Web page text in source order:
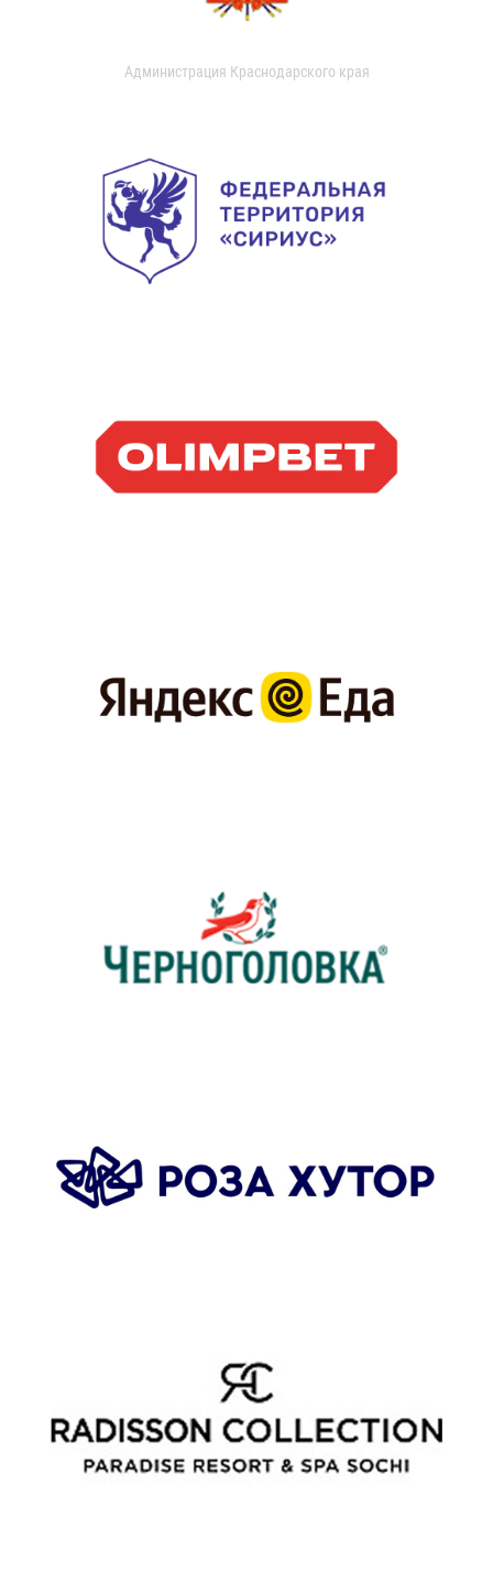
Администрация Краснодарского края